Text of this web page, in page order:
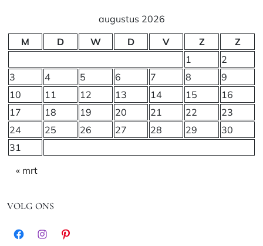
augustus 2026
M
D W D V Z
Z
1
2
3
4 5 6 7 8
9
10
11 12 13 14 15
16
17
18 19 20 21 22
23
24
25 26 27 28 29
30
31
« mrt
VOLG ONS
FacebookInstagramPinterest